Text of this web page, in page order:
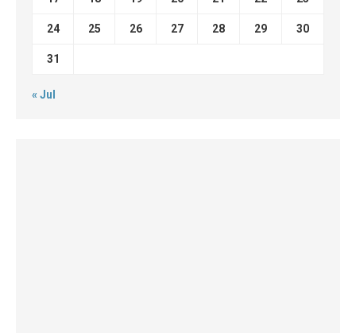
24 25 26 27 28 29 30
31
« Jul